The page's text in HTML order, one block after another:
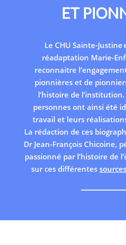
ET
Le CHU Sainte-
réadaptation Marie-
reconnaitre
pionnières et de
l’histoire de
personnes ont ainsi été
travail et leurs
La rédaction de ces
Dr Jean-François Chicoine,
passionné par l’histoire de
sur ces différentes